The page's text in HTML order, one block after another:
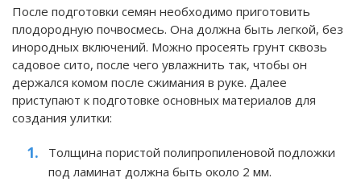
После подготовки семян необходимо приготовить
плодородную почвосмесь. Она должна быть легкой, без
инородных включений. Можно просеять грунт сквозь
садовое сито, после чего увлажнить так, чтобы он
держался комом после сжимания в руке. Далее
приступают к подготовке основных материалов для
создания улитки:
Толщина пористой полипропиленовой подложки
под ламинат должна быть около 2 мм.